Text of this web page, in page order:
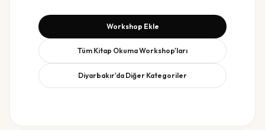
Workshop Ekle
Tüm Kitap OkumaWorkshop'ları
Diyarbakır'da Diğer Kategoriler